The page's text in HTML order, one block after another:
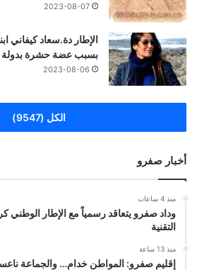
2023-08-07
الإطار دة.سعاد كيفاني
بسبب عضة حشرة بدولة
2023-08-06
الكل (9547)
أخبار صفرو
منذ 4 ساعات
وداد صفرو يتعاقد رسمياً مع الإطار الوطني
التقنية
منذ 13 ساعة
إقليم صفرو: المواطن خدام… والجماعة